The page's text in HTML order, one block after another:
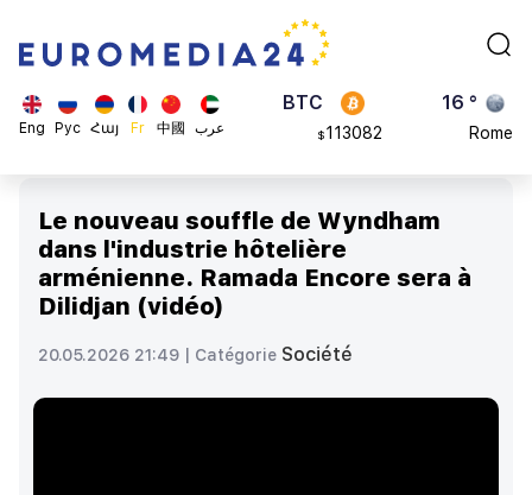
Eng Рус Հայ Fr 中國 عرب
BTC
ADA
0.868816
23 °
Madrid
Le nouveau souffle de Wyndham
dans l'industrie hôtelière
arménienne. Ramada Encore sera à
Dilidjan (vidéo)
20.05.2026 21:49 | Catégorie Société